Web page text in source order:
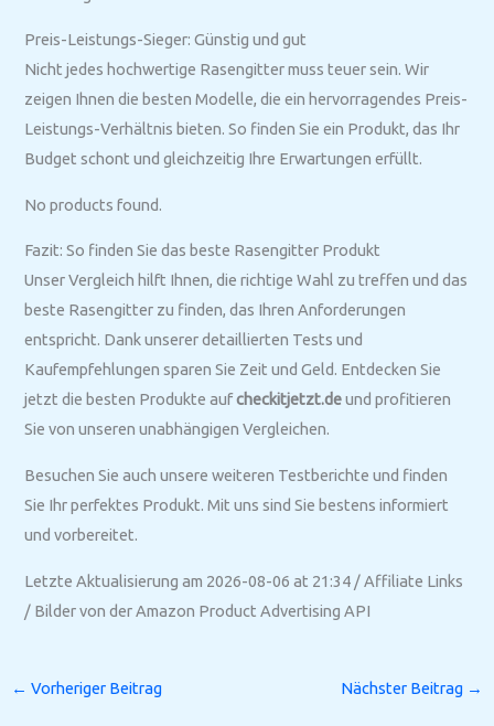
Preis-Leistungs-Sieger: Günstig und gut
Nicht jedes hochwertige Rasengitter muss teuer sein. Wir
zeigen Ihnen die besten Modelle, die ein hervorragendes Preis-
Leistungs-Verhältnis bieten. So finden Sie ein Produkt, das Ihr
Budget schont und gleichzeitig Ihre Erwartungen erfüllt.
No products found.
Fazit: So finden Sie das beste Rasengitter Produkt
Unser Vergleich hilft Ihnen, die richtige Wahl zu treffen und das
beste Rasengitter zu finden, das Ihren Anforderungen
entspricht. Dank unserer detaillierten Tests und
Kaufempfehlungen sparen Sie Zeit und Geld. Entdecken Sie
jetzt die besten Produkte aufcheckitjetzt.deund profitieren
Sie von unseren unabhängigen Vergleichen.
Besuchen Sie auch unsere weiteren Testberichte und finden
Sie Ihr perfektes Produkt. Mit uns sind Sie bestens informiert
und vorbereitet.
Letzte Aktualisierung am 2026-08-06 at 21:34 / Affiliate Links
/ Bilder von der Amazon Product Advertising API
← Vorheriger Beitrag Nächster Beitrag →